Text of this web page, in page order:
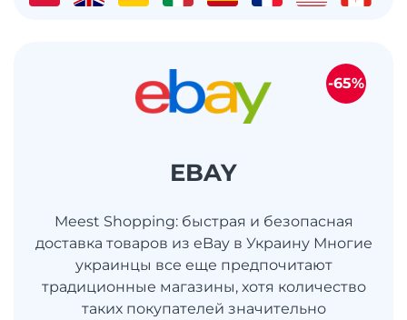
EBAY
Meest Shopping: быстрая и безопасная
доставка товаров из eBay в Украину Многие
украинцы все еще предпочитают
традиционные магазины, хотя количество
таких покупателей значительно
-65%